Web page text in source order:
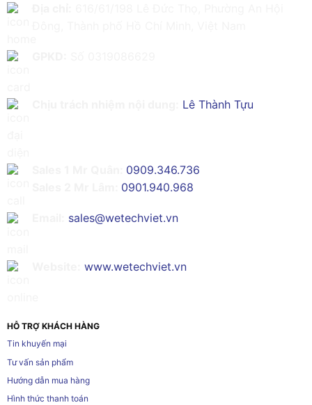
Lê Thành Tựu
0909.346.736
0901.940.968
sales@wetechviet.vn
www.wetechviet.vn
HỖ TRỢ KHÁCH HÀNG
Tin khuyến mại
Tư vấn sản phẩm
Hướng dẫn mua hàng
Hình thức thanh toán